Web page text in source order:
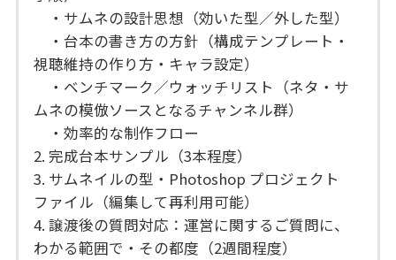
・サムネの設計思想（効いた型／外した型）
・台本の書き方の方針（構成テンプレート・
視聴維持の作り方・キャラ設定）
・ベンチマーク／ウォッチリスト（ネタ・サ
ムネの模倣ソースとなるチャンネル群）
・効率的な制作フロー
2. 完成台本サンプル（3本程度）
3. サムネイルの型・Photoshop プロジェクト
ファイル（編集して再利用可能）
4. 譲渡後の質問対応：運営に関するご質問に、
わかる範囲で・その都度（2週間程度）